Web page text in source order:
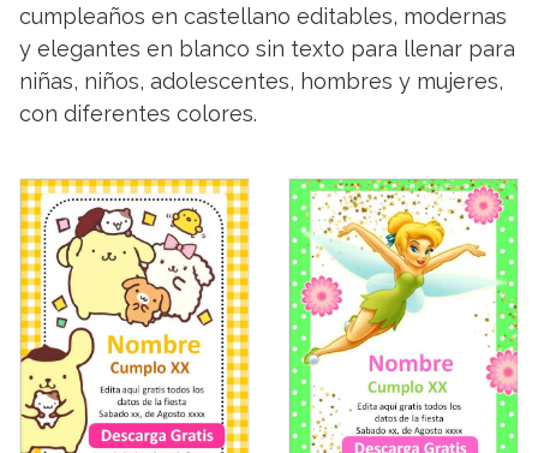
cumpleaños en castellano editables, modernas
y elegantes en blanco sin texto para llenar para
niñas, niños, adolescentes, hombres y mujeres,
con diferentes colores.